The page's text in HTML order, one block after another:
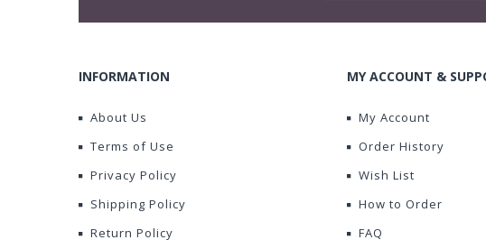
INFORMATION
About Us
Terms of Use
Privacy Policy
Shipping Policy
Return Policy
MY ACCOUNT &
My Account
Order History
Wish List
How to Order
FAQ